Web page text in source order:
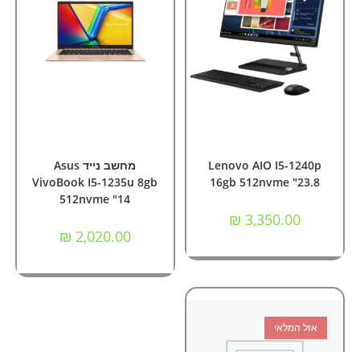
Lenovo AIO I5-1240p
16gb 512nvme "23.8
₪ 3,350.00
מחשב נייד Asus
VivoBook I5-1235u 8gb
512nvme "14
₪ 2,020.00
אזל המלאי